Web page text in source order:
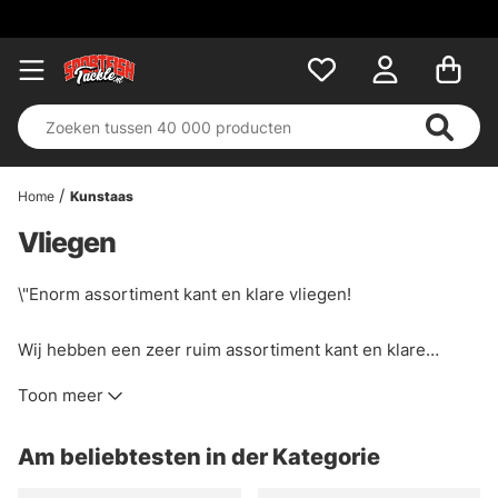
Home Kunstaas
Vliegen
\"Enorm assortiment kant en klare vliegen!
Wij hebben een zeer ruim assortiment kant en klare
Voorjaarsvliegen, ganzenvliegen, buisvliegen, liften,
werken alleen met de beste merken zoals Vision,
Toon meer
Am beliebtesten in der Kategorie